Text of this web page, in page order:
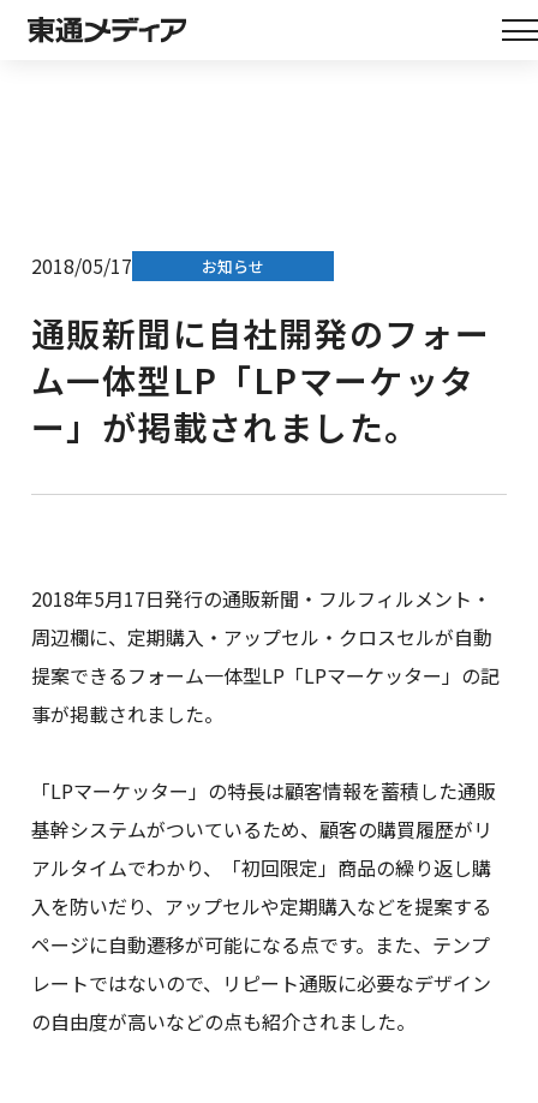
2018/05/17 お知らせ
通販新聞に自社開発のフォー
ム一体型LP「LPマーケッタ
ー」が掲載されました。
2018年5月17日発行の通販新聞・フルフィルメント・
周辺欄に、定期購入・アップセル・クロスセルが自動
提案できるフォーム一体型LP「LPマーケッター」の記
事が掲載されました。
「LPマーケッター」の特長は顧客情報を蓄積した通販
基幹システムがついているため、顧客の購買履歴がリ
アルタイムでわかり、「初回限定」商品の繰り返し購
入を防いだり、アップセルや定期購入などを提案する
ページに自動遷移が可能になる点です。また、テンプ
レートではないので、リピート通販に必要なデザイン
の自由度が高いなどの点も紹介されました。